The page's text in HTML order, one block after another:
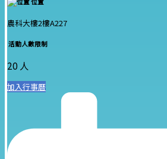
農科大樓2樓A227
活動人數限制
20 人
加入行事曆